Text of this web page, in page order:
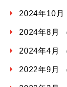
2024年10月
2024年8月
2024年4月
2022年9月